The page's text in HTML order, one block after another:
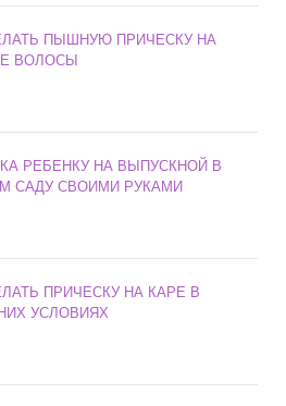
ПЫШНУЮ ПРИЧЕСКУ НА
ВОЛОСЫ
РЕБЕНКУ НА ВЫПУСКНОЙ В
САДУ СВОИМИ РУКАМИ
ПРИЧЕСКУ НА КАРЕ В
УСЛОВИЯХ